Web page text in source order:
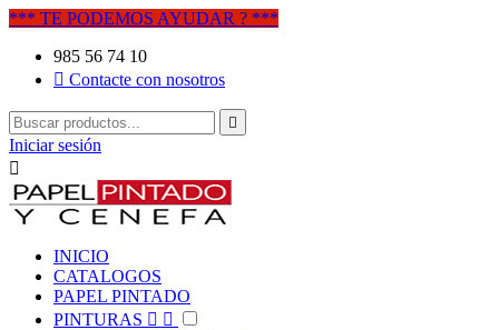
*** TE PODEMOS AYUDAR ? ***
985 56 74 10
 Contacte con nosotros

Iniciar sesión

INICIO
CATALOGOS
PAPEL PINTADO
PINTURAS  